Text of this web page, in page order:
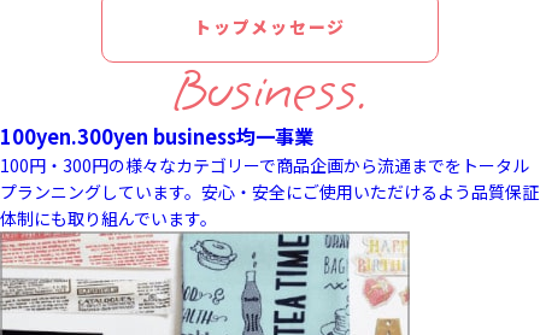
トップメッセージ
Business.
100yen.300yen business均一事業
100円・300円の様々なカテゴリーで商品企画から流通までをトータル
プランニングしています。安心・安全にご使用いただけるよう品質保証
体制にも取り組んでいます。